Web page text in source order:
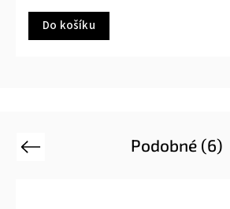
Do košíku
Podobné (6)
Previous